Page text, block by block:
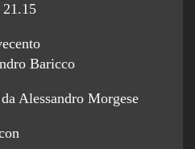
21.15
Baricco
Alessandro Morgese